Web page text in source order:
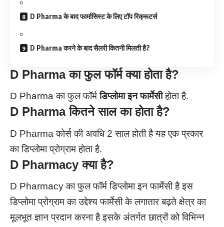
D Pharma के बाद फार्मासिस्ट के लिए टॉप रिक्रूटर्स
D Pharma करने के बाद सैलरी कितनी मिलती है?
D Pharma का फुल फॉर्म क्या होता है?
D Pharma का फुल फॉर्मडिप्लोमा इन फार्मेसीहोता है.
D Pharma कितने साल का होता है?
D Pharma कोर्स की अवधि 2 साल होती है यह एक प्रकार
का डिप्लोमा प्रोग्राम होता है.
D Pharmacy क्या है?
D Pharmacyका फुल फॉर्म डिप्लोमा इन फार्मेसी है इस
डिप्लोमा प्रोग्राम का उद्देश्य फार्मेसी के लगातार बढ़ते क्षेत्र का
मूलभूत ज्ञान प्रदान करना है इसके अंतर्गत छात्रों को विभिन्न